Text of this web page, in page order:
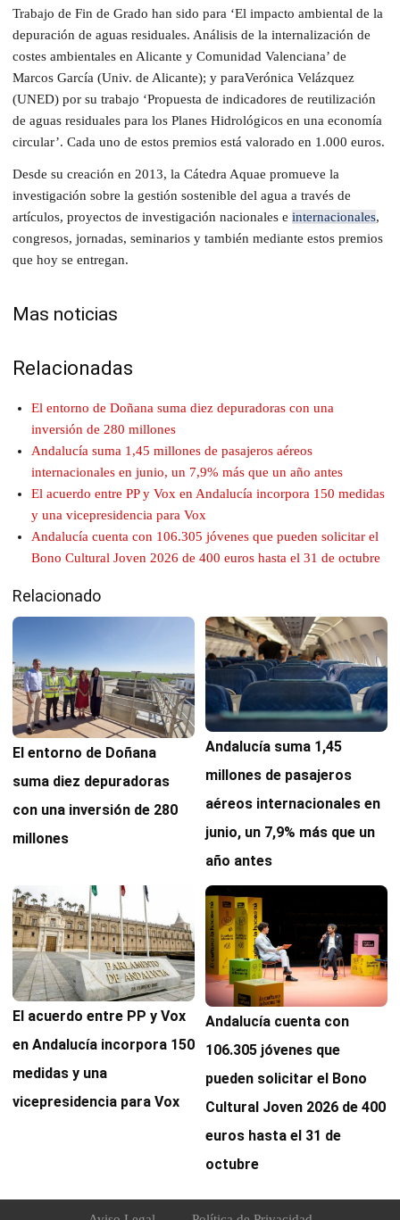
Trabajo de Fin de Grado han sido para ‘El impacto ambiental de la
depuración de aguas residuales. Análisis de la internalización de
costes ambientales en Alicante y Comunidad Valenciana’ de
Marcos García (Univ. de Alicante); y paraVerónica Velázquez
(UNED) por su trabajo ‘Propuesta de indicadores de reutilización
de aguas residuales para los Planes Hidrológicos en una economía
circular’. Cada uno de estos premios está valorado en 1.000 euros.
Desde su creación en 2013, la Cátedra Aquae promueve la
investigación sobre la gestión sostenible del agua a través de
artículos, proyectos de investigación nacionales e internacionales,
congresos, jornadas, seminarios y también mediante estos premios
que hoy se entregan.
Mas noticias
Relacionadas
El entorno de Doñana suma diez depuradoras con una
inversión de 280 millones
Andalucía suma 1,45 millones de pasajeros aéreos
internacionales en junio, un 7,9% más que un año antes
El acuerdo entre PP y Vox en Andalucía incorpora 150 medidas
y una vicepresidencia para Vox
Andalucía cuenta con 106.305 jóvenes que pueden solicitar el
Bono Cultural Joven 2026 de 400 euros hasta el 31 de octubre
Relacionado
El entorno de Doñana
suma diez depuradoras
con una inversión de 280
millones
Andalucía suma 1,45
millones de pasajeros
aéreos internacionales en
junio, un 7,9% más que un
año antes
El acuerdo entre PP y Vox
en Andalucía incorpora 150
medidas y una
vicepresidencia para Vox
Andalucía cuenta con
106.305 jóvenes que
pueden solicitar el Bono
Cultural Joven 2026 de 400
euros hasta el 31 de
octubre